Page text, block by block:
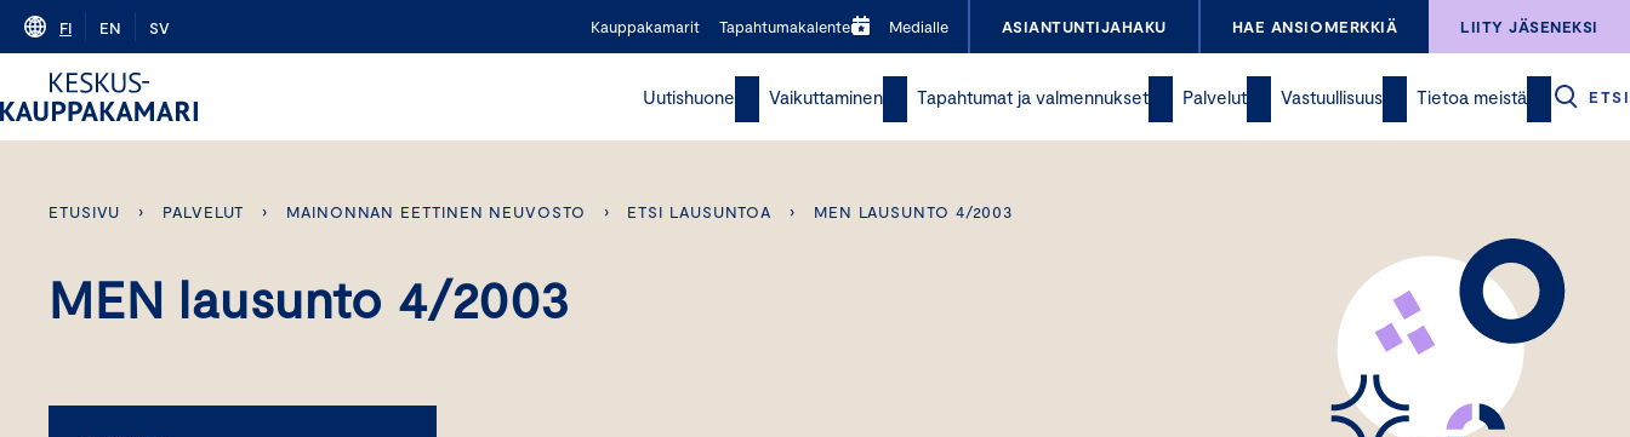
Skip
content
FI EN SV Kauppakamarit Tapahtumakalenteri Medialle ASIANTUNTIJAHAKU HAE ANSIOMERKKIÄ LIITY JÄSENEKSI
Uutishuone Vaikuttaminen Tapahtumat ja valmennukset Palvelut Vastuullisuus Tietoa meistä ETSI
ETUSIVU › PALVELUT › MAINONNAN EETTINEN NEUVOSTO › ETSI LAUSUNTOA › MEN LAUSUNTO 4/2003
MEN lausunto 4/2003